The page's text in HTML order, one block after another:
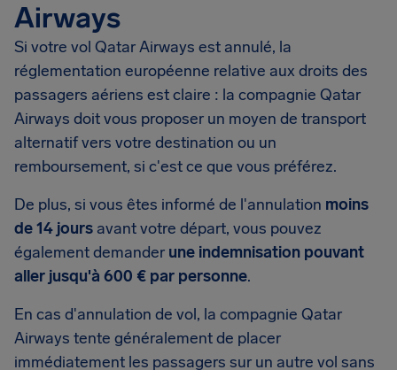
Airways
Si votre vol Qatar Airways est annulé, la
réglementation européenne relative aux droits des
passagers aériens est claire : la compagnie Qatar
Airways doit vous proposer un moyen de transport
alternatif vers votre destination ou un
remboursement, si c'est ce que vous préférez.
De plus, si vous êtes informé de l'annulation moins
de 14 jours avant votre départ, vous pouvez
également demander une indemnisation pouvant
aller jusqu'à 600 € par personne.
En cas d'annulation de vol, la compagnie Qatar
Airways tente généralement de placer
immédiatement les passagers sur un autre vol sans